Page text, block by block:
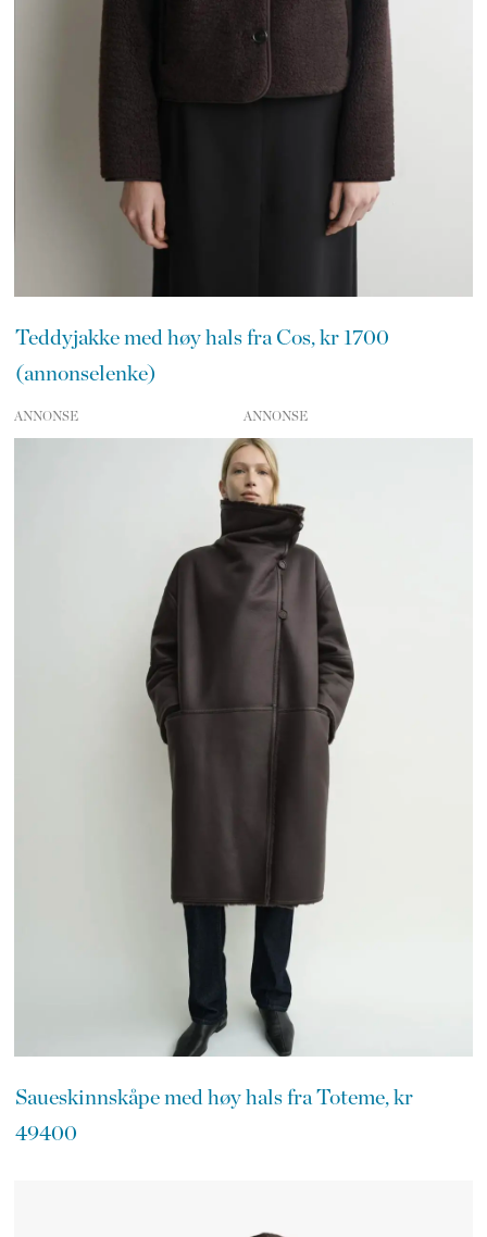
Teddyjakke med høy hals fra Cos, kr 1700
(annonselenke)
ANNONSE
Saueskinnskåpe med høy hals fra Toteme, kr
49400